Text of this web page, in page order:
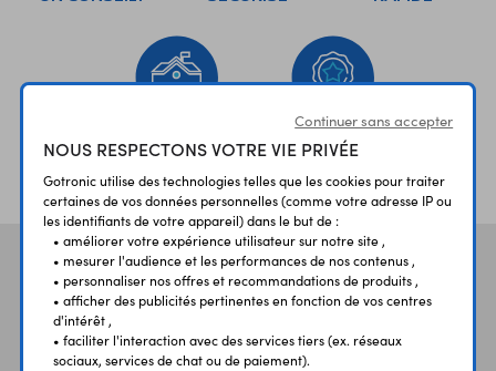
ÉTABLISSEMENTS
SCOLAIRES
PLUS 30 ANS
D’EXPERIENCE
Vos aviset témoignages
Continuer sans accepter
NOUS RESPECTONS VOTRE VIE PRIVÉE
Gotronic utilise des technologies telles que les cookies pour traiter
certaines de vos données personnelles (comme votre adresse IP ou
les identifiants de votre appareil) dans le but de :
• améliorer votre expérience utilisateur sur notre site ,
• mesurer l'audience et les performances de nos contenus ,
• personnaliser nos offres et recommandations de produits ,
• afficher des publicités pertinentes en fonction de vos centres
d'intérêt ,
• faciliter l'interaction avec des services tiers (ex. réseaux
sociaux, services de chat ou de paiement).